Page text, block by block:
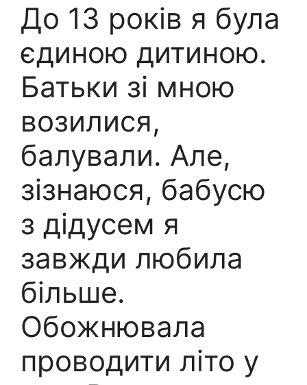
До 13 років я була
єдиною дитиною.
Батьки зі мною
возилися,
балували. Але,
зізнаюся, бабусю
з дідусем я
завжди любила
більше.
Обожнювала
проводити літо у